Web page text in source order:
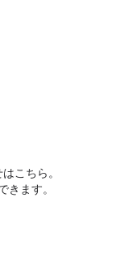
こちら。
きます。